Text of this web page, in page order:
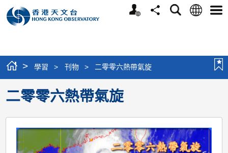
個
分
搜
語
選
> 學習 > 刊物 > 二零零六熱帶氣旋
二零零六熱帶氣旋